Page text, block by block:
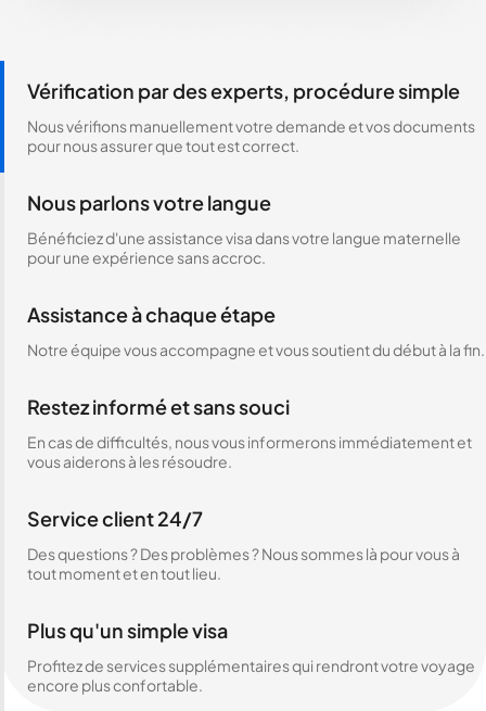
Vérification par des experts, procédure simple
Nous vérifions manuellement votre demande et vos documents
pour nous assurer que tout est correct.
Nous parlons votre langue
Bénéficiez d'une assistance visa dans votre langue maternelle
pour une expérience sans accroc.
Assistance à chaque étape
Notre équipe vous accompagne et vous soutient du début à la fin.
Restez informé et sans souci
En cas de difficultés, nous vous informerons immédiatement et
vous aiderons à les résoudre.
Service client 24/7
Des questions ? Des problèmes ? Nous sommes là pour vous à
tout moment et en tout lieu.
Plus qu'un simple visa
Profitez de services supplémentaires qui rendront votre voyage
encore plus confortable.